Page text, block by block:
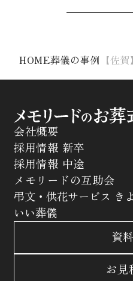
HOME葬儀の事例 【佐
会社概要
採用情報 新卒
採用情報 中途
メモリードの互助会
弔文・供花サービス き
いい葬儀
資
お見